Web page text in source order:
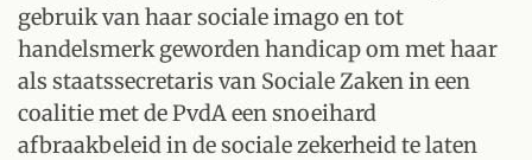
gebruik van haar sociale imago en tot
handelsmerk geworden handicap om met haar
als staatssecretaris van Sociale Zaken in een
coalitie met de PvdA een snoeihard
afbraakbeleid in de sociale zekerheid te laten